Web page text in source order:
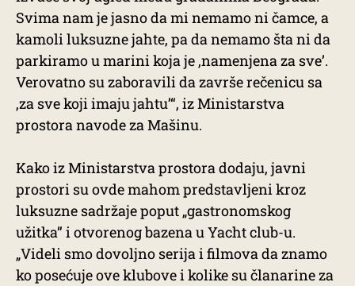
Svima nam je jasno da mi nemamo ni čamce, a
kamoli luksuzne jahte, pa da nemamo šta ni da
parkiramo u marini koja je ,namenjena za sve’.
Verovatno su zaboravili da završe rečenicu sa
,za sve koji imaju jahtu’“, iz Ministarstva
prostora navode za Mašinu.
Kako iz Ministarstva prostora dodaju, javni
prostori su ovde mahom predstavljeni kroz
luksuzne sadržaje poput „gastronomskog
užitka” i otvorenog bazena u Yacht club-u.
„Videli smo dovoljno serija i filmova da znamo
ko posećuje ove klubove i kolike su članarine za